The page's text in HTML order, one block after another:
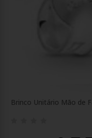
Brinco Unitário Mão de